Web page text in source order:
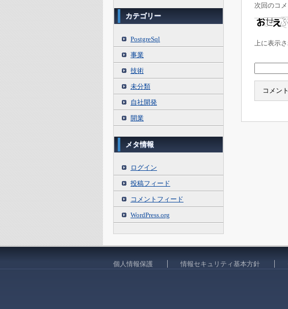
次回のコ
上に表示
カテゴリー
PostgreSql
事業
技術
未分類
自社開発
開業
メタ情報
ログイン
投稿フィード
コメントフィード
WordPress.org
個人情報保護 情報セキュリティ基本方針